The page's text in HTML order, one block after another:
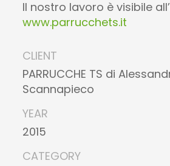
Il nostro lavoro è visibile
www.parrucchets.it
CLIENT
PARRUCCHE TS di
Scannapieco
YEAR
2015
CATEGORY